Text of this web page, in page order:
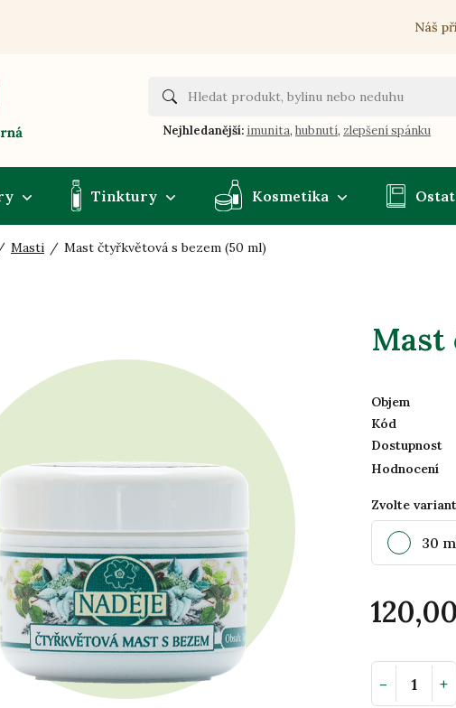
Náš
Nejhledanější: imunita, hubnutí, zlepšení spánku
Tinktury Kosmetika
Masti Mast čtyřkvětová s bezem (50 ml)
Mast
Objem
Kód
Dostupnost
Hodnocení
Zvolte
30
- +